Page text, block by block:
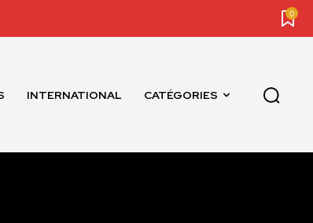
0
INTERNATIONAL CATÉGORIES